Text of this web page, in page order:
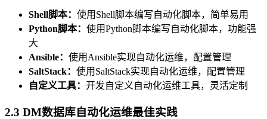
Shell脚本： 使用Shell脚本编写自动化脚本，简单易用
Python脚本： 使用Python脚本编写自动化脚本，功能强
大
Ansible： 使用Ansible实现自动化运维，配置管理
SaltStack： 使用SaltStack实现自动化运维，配置管理
自定义工具： 开发自定义自动化运维工具，灵活定制
2.3 DM数据库自动化运维最佳实践